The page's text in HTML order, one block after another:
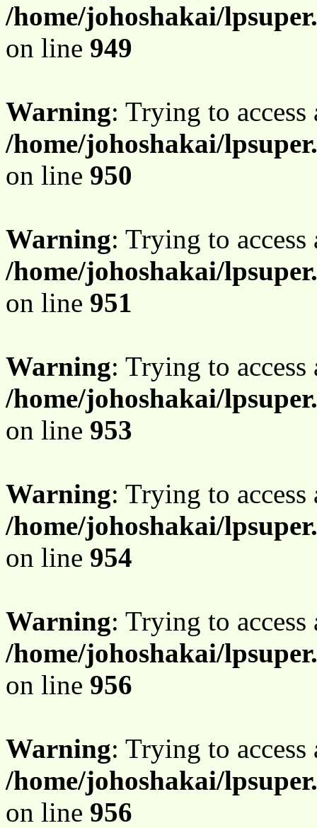
/home/johoshakai/
on line 949
Warning: Trying to
/home/johoshakai/
on line 950
Warning: Trying to
/home/johoshakai/
on line 951
Warning: Trying to
/home/johoshakai/
on line 953
Warning: Trying to
/home/johoshakai/
on line 954
Warning: Trying to
/home/johoshakai/
on line 956
Warning: Trying to
/home/johoshakai/
on line 956